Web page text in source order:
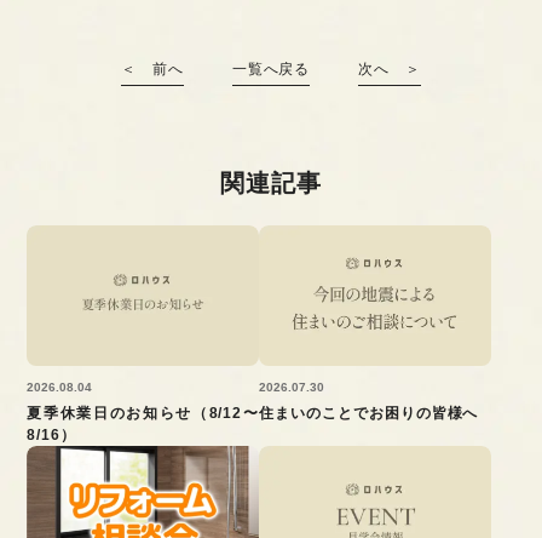
＜ 前へ 一覧へ戻る 次へ ＞
関連記事
2026.08.04
夏季休業日のお知らせ（8/12〜
8/16）
2026.07.30
住まいのことでお困りの皆様へ